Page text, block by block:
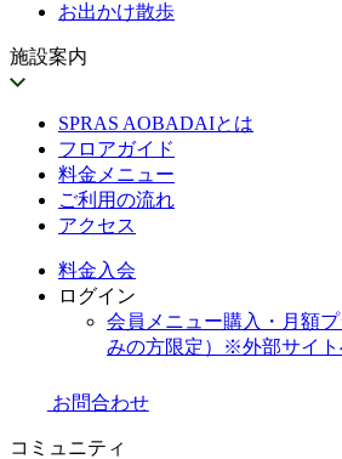
お出かけ散歩
施設案内
SPRAS AOBADAIとは
フロアガイド
料金メニュー
ご利用の流れ
アクセス
料金 入会
ログイン
会員メニュー購入・月額
みの方限定）
※外部サイト
お問合わせ
コミュニティ